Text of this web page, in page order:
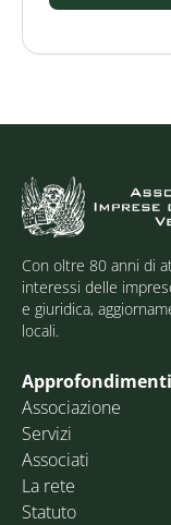
Con oltre 80 anni di
interessi delle
e giuridica,
locali.
Approfondimenti
Associazione
Servizi
Associati
La rete
Statuto